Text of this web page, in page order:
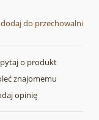
dodaj do przechowalni
o produkt
znajomemu
opinię